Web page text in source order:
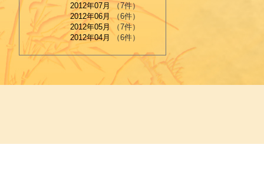
2012年07月
（7件）
2012年06月（6件）
2012年05月
（7件）
2012年04月
（6件）